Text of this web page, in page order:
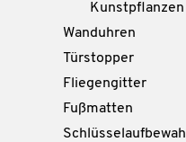
Kunstpflanzen
Wanduhren
Türstopper
Fliegengitter
Fußmatten